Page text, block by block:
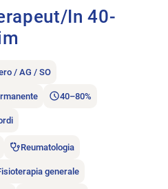
In 40-
/ AG / SO
40–80%
Reumatologia
generale